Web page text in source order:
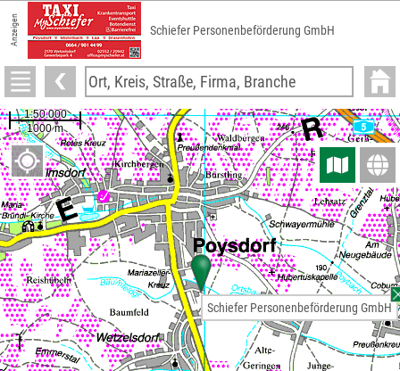
Anzeigen Schiefer Personenbeförderung GmbH
Schiefer Personenbeförderung GmbH